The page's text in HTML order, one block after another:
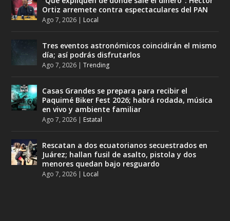
Ortiz arremete contra espectaculares del PAN
Ago 7, 2026 | Local
Tres eventos astronómicos coincidirán el mismo
día; así podrás disfrutarlos
Ago 7, 2026 |Trending
Casas Grandes se prepara para recibir el
Paquimé Biker Fest 2026; habrá rodada, música
en vivo y ambiente familiar
Ago 7, 2026 | Estatal
Rescatan a dos ecuatorianos secuestrados en
Juárez; hallan fusil de asalto, pistola y dos
menores quedan bajo resguardo
Ago 7, 2026 | Local